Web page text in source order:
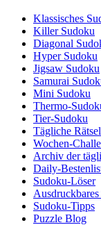
Klassisches
Killer Sudoku
Diagonal
Hyper Sudoku
Jigsaw Sudoku
Samurai
Mini Sudoku
Thermo-
Tier-Sudoku
Tägliche Rätsel
Wochen-
Archiv der
Daily-
Sudoku-Löser
Sudoku-Tipps
Puzzle Blog